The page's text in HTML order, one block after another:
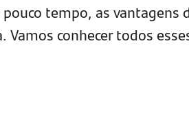
tempo, as vantagens
Vamos conhecer todos